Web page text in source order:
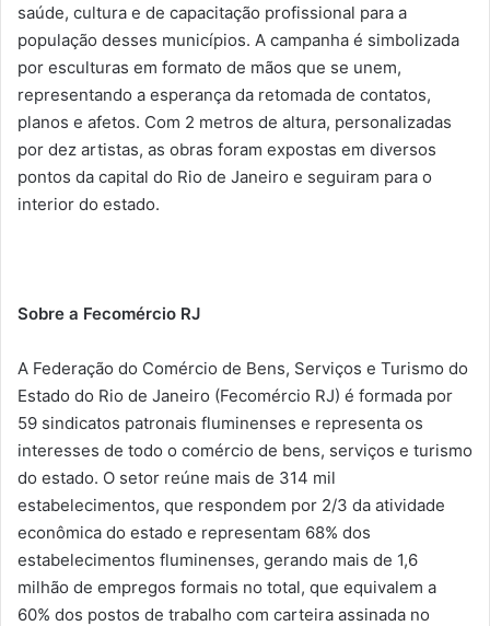
saúde, cultura e de capacitação profissional para a
população desses municípios. A campanha é simbolizada
por esculturas em formato de mãos que se unem,
representando a esperança da retomada de contatos,
planos e afetos. Com 2 metros de altura, personalizadas
por dez artistas, as obras foram expostas em diversos
pontos da capital do Rio de Janeiro e seguiram para o
interior do estado.
Sobre a Fecomércio RJ
A Federação do Comércio de Bens, Serviços e Turismo do
Estado do Rio de Janeiro (Fecomércio RJ) é formada por
59 sindicatos patronais fluminenses e representa os
interesses de todo o comércio de bens, serviços e turismo
do estado. O setor reúne mais de 314 mil
estabelecimentos, que respondem por 2/3 da atividade
econômica do estado e representam 68% dos
estabelecimentos fluminenses, gerando mais de 1,6
milhão de empregos formais no total, que equivalem a
60% dos postos de trabalho com carteira assinada no